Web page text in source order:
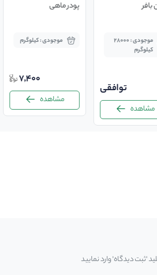
بافر
موجودی : 28000
کیلوگرم
توافقی
مشاهده
پودر ماهی
موجودی : کیلوگرم
7,400
مشاهده
'ثبت دیدگاه' وارد نمایید